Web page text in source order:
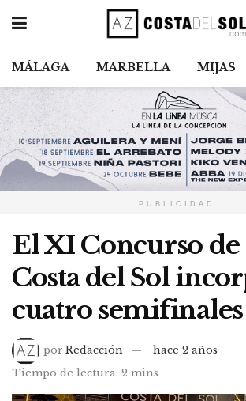
MÁLAGA MARBELLA MIJAS
PUBLICIDAD
El XI Concurso de
Costa del Sol
cuatro semifinales
por Redacción
hace 2 años
Tiempo de lectura: 2 mins